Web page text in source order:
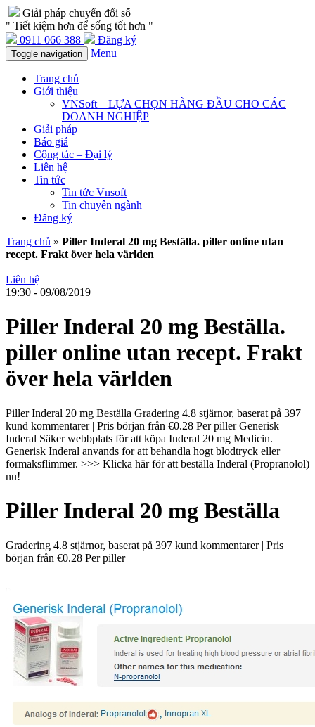
Giải pháp chuyển đổi số
" Tiết kiệm hơn để sống tốt hơn "
0911 066 388
Đăng ký
Toggle navigation Menu
Trang chủ
Giới thiệu
VNSoft – LỰA CHỌN HÀNG ĐẦU CHO CÁC
DOANH NGHIỆP
Giải pháp
Báo giá
Cộng tác – Đại lý
Liên hệ
Tin tức
Tin tức Vnsoft
Tin chuyên ngành
Đăng ký
Trang chủ » Piller Inderal 20 mg Beställa. piller online utan
recept. Frakt över hela världen
Liên hệ
19:30 - 09/08/2019
Piller Inderal 20 mg Beställa.
piller online utan recept. Frakt
över hela världen
Piller Inderal 20 mg Beställa Gradering 4.8 stjärnor, baserat på 397
kund kommentarer | Pris början från €0.28 Per piller Generisk
Inderal Säker webbplats för att köpa Inderal 20 mg Medicin.
Generisk Inderal anvands for att behandla hogt blodtryck eller
formaksflimmer. >>> Klicka här för att beställa Inderal (Propranolol)
nu!
Piller Inderal 20 mg Beställa
Gradering 4.8 stjärnor, baserat på 397 kund kommentarer| Pris
början från €0.28 Per piller